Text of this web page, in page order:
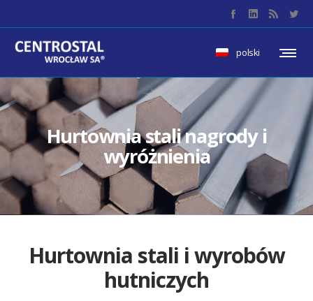
polski
Hurtownia stali nagrody i
wyróżnienia
Hurtownia stali i wyrobów
hutniczych